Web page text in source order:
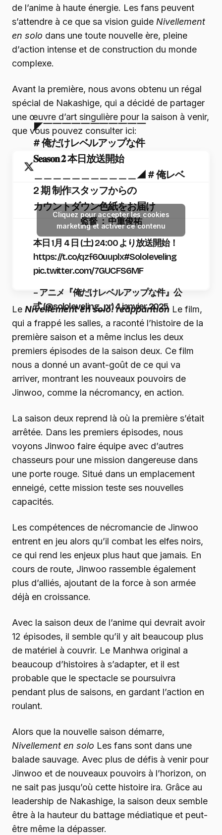
de l’anime à haute énergie. Les fans peuvent
s’attendre à ce que sa vision guide Nivellement
en solo dans une toute nouvelle ère, pleine
d’action intense et de construction du monde
complexe.
Avant la première, nous avons obtenu un régal
spécial de Nakashige, qui a décidé de partager
une œuvre d’art singulière pour la saison à venir,
que vous pouvez consulter ici:
◤￣￣￣￣￣￣￣￣￣￣￣
# 俺だけレベルアップな件
𝐒𝐞𝐚𝐬𝐨𝐧 𝟐 本日放送開始
＿＿＿＿＿＿＿＿＿＿＿◢ # 俺レベ
2 期 制作スタッフからの
カウントダウン色紙をお届け
監督 ： 中重俊祐
本日 1月 4 日 (土) 24:00 より放送開始！
https: //t.co/qzf60uuplx#Sololeveling
pic.twitter.com/7GUCFS6MF
– アニメ『俺だけレベルアップな件』公
式 (@sololeveling_pr) 4 janvier 2025
Cliquez pour accepter les cookies
marketing et activer ce contenu
Le Nivellement en solo: réapparition Le film,
qui a frappé les salles, a raconté l’histoire de la
première saison et a même inclus les deux
premiers épisodes de la saison deux. Ce film
nous a donné un avant-goût de ce qui va
arriver, montrant les nouveaux pouvoirs de
Jinwoo, comme la nécromancy, en action.
La saison deux reprend là où la première s’était
arrêtée. Dans les premiers épisodes, nous
voyons Jinwoo faire équipe avec d’autres
chasseurs pour une mission dangereuse dans
une porte rouge. Situé dans un emplacement
enneigé, cette mission teste ses nouvelles
capacités.
Les compétences de nécromancie de Jinwoo
entrent en jeu alors qu’il combat les elfes noirs,
ce qui rend les enjeux plus haut que jamais. En
cours de route, Jinwoo rassemble également
plus d’alliés, ajoutant de la force à son armée
déjà en croissance.
Avec la saison deux de l’anime qui devrait avoir
12 épisodes, il semble qu’il y ait beaucoup plus
de matériel à couvrir. Le Manhwa original a
beaucoup d’histoires à s’adapter, et il est
probable que le spectacle se poursuivra
pendant plus de saisons, en gardant l’action en
roulant.
Alors que la nouvelle saison démarre,
Nivellement en solo Les fans sont dans une
balade sauvage. Avec plus de défis à venir pour
Jinwoo et de nouveaux pouvoirs à l’horizon, on
ne sait pas jusqu’où cette histoire ira. Grâce au
leadership de Nakashige, la saison deux semble
être à la hauteur du battage médiatique et peut-
être même la dépasser.